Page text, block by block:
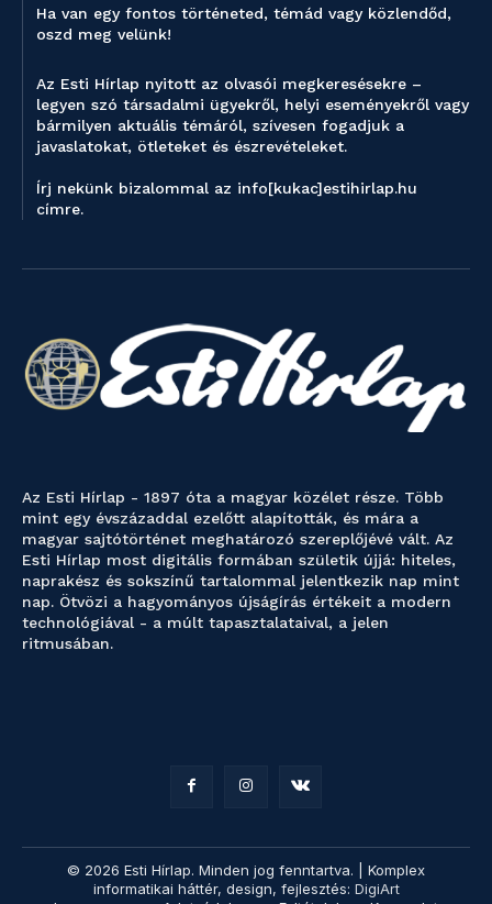
Ha van egy fontos történeted, témád vagy közlendőd,
oszd meg velünk!
Az Esti Hírlap nyitott az olvasói megkeresésekre –
legyen szó társadalmi ügyekről, helyi eseményekről vagy
bármilyen aktuális témáról, szívesen fogadjuk a
javaslatokat, ötleteket és észrevételeket.
Írj nekünk bizalommal az info[kukac]estihirlap.hu
címre.
Az Esti Hírlap - 1897 óta a magyar közélet része. Több
mint egy évszázaddal ezelőtt alapították, és mára a
magyar sajtótörténet meghatározó szereplőjévé vált. Az
Esti Hírlap most digitális formában születik újjá: hiteles,
naprakész és sokszínű tartalommal jelentkezik nap mint
nap. Ötvözi a hagyományos újságírás értékeit a modern
technológiával - a múlt tapasztalataival, a jelen
ritmusában.
© 2026 Esti Hírlap. Minden jog fenntartva. | Komplex
informatikai háttér, design, fejlesztés: DigiArt